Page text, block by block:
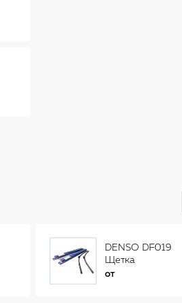
DENSO DF019
Щетка
стеклоочистителя
от